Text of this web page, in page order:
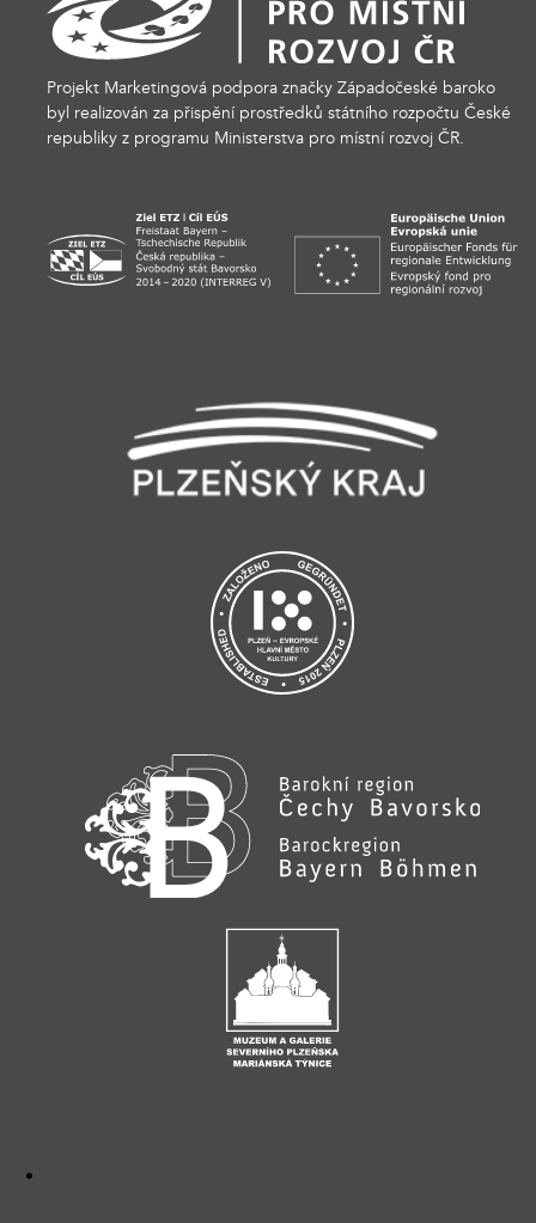
Projekt Marketingová podpora značky Západočeské baroko
byl realizován za přispění prostředků státního rozpočtu České
republiky z programu Ministerstva pro místní rozvoj ČR.